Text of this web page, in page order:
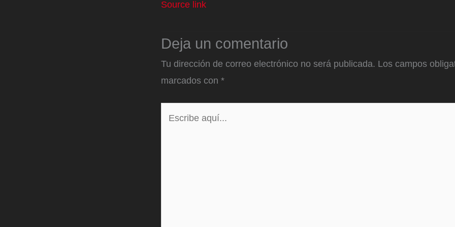
Source link
Deja un comentario
Tu dirección de correo electrónico no será publicada. Los campos
marcados con *